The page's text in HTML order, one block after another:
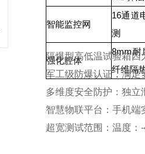
智能监控网
16通道
测
强化腔体
8mm耐
纤维隔
隔爆型高低温试验箱四
军工级防爆认证，满足
多维度安全防护：独立
智慧物联平台：手机端
超宽测试范围：温度